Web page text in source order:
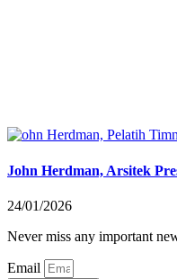
John Herdman, Arsitek
24/01/2026
Never miss any important
Email